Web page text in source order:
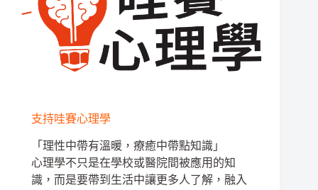
支持哇賽心理學
「理性中帶有溫暖，療癒中帶點知識」
心理學不只是在學校或醫院間被應用的知
識，而是要帶到生活中讓更多人了解，融入